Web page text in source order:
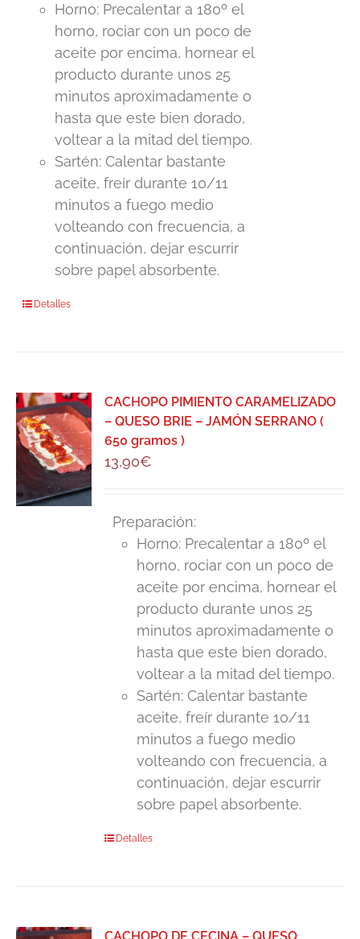
Horno: Precalentar a 180º el
horno, rociar con un poco de
aceite por encima, hornear el
producto durante unos 25
minutos aproximadamente o
hasta que este bien dorado,
voltear a la mitad del tiempo.
Sartén: Calentar bastante
aceite, freír durante 10/11
minutos a fuego medio
volteando con frecuencia, a
continuación, dejar escurrir
sobre papel absorbente.
Detalles
CACHOPO PIMIENTO CARAMELIZADO
– QUESO BRIE – JAMÓN SERRANO (
650 gramos )
13,90€
Preparación:
Horno: Precalentar a 180º el
horno, rociar con un poco de
aceite por encima, hornear el
producto durante unos 25
minutos aproximadamente o
hasta que este bien dorado,
voltear a la mitad del tiempo.
Sartén: Calentar bastante
aceite, freír durante 10/11
minutos a fuego medio
volteando con frecuencia, a
continuación, dejar escurrir
sobre papel absorbente.
Detalles